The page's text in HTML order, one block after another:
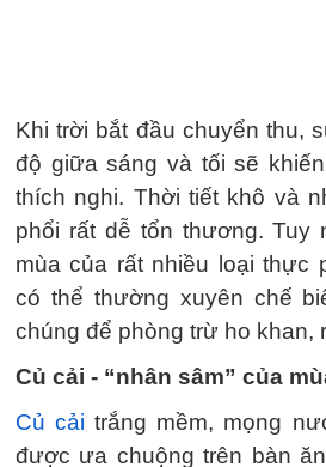
Khi trời bắt đầu chuyển thu,
độ giữa sáng và tối sẽ
thích nghi. Thời tiết khô và
phổi rất dễ tổn thương. Tuy
mùa của rất nhiều loại thực
có thể thường xuyên chế
chúng để phòng trừ ho khan,
Củ cải - “nhân sâm” của
Củ cải trắng mềm, mọng
được ưa chuộng trên bàn